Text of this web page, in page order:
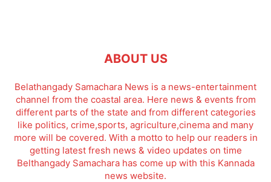
ABOUT US
Belathangady Samachara News is a news-entertainment
channel from the coastal area. Here news & events from
different parts of the state and from different categories
like politics, crime,sports, agriculture,cinema and many
more will be covered. With a motto to help our readers in
getting latest fresh news & video updates on time
Belthangady Samachara has come up with this Kannada
news website.